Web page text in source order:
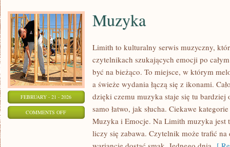
FEBRUARY - 21 - 2026
COMMENTS OFFON
Muzyka
Limith to kulturalny serwis muzyczny,
czytelnikach szukających emocji po
być na bieżąco. To miejsce, w którym
a świeże wydania łączą się z ikonami.
dzięki czemu muzyka staje się tu bardziej
samo łatwo, jak słucha. Ciekawe
Muzyka i Emocje. Na Limith muzyka jest
liczy się zabawa. Czytelnik może trafić na